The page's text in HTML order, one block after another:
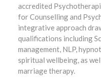
accredited
for Counselling and
integrative approach
qualifications including
management, NLP,
spiritual wellbeing, as
marriage therapy.